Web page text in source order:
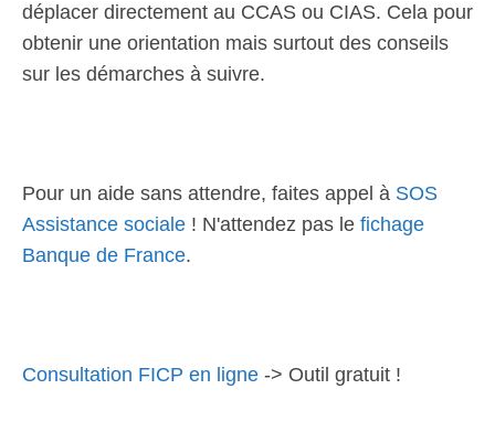
déplacer directement au CCAS ou CIAS. Cela pour
obtenir une orientation mais surtout des conseils
sur les démarches à suivre.
Pour un aide sans attendre, faites appel à SOS
Assistance sociale ! N'attendez pas le fichage
Banque de France.
Consultation FICP en ligne -> Outil gratuit !